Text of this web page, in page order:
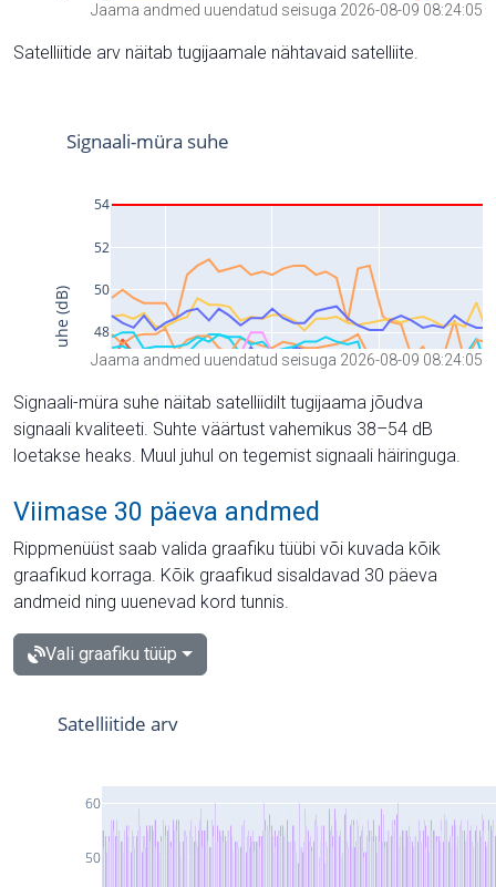
Jaama andmed uuendatud seisuga 2026-08-09 08:24:05
Satelliitide arv näitab tugijaamale nähtavaid satelliite.
Jaama andmed uuendatud seisuga 2026-08-09 08:24:05
Signaali-müra suhe näitab satelliidilt tugijaama jõudva
signaali kvaliteeti. Suhte väärtust vahemikus 38–54 dB
loetakse heaks. Muul juhul on tegemist signaali häiringuga.
Viimase 30 päeva andmed
Rippmenüüst saab valida graafiku tüübi või kuvada kõik
graafikud korraga. Kõik graafikud sisaldavad 30 päeva
andmeid ning uuenevad kord tunnis.
Vali graafiku tüüp
50
60
Satelliitide arv